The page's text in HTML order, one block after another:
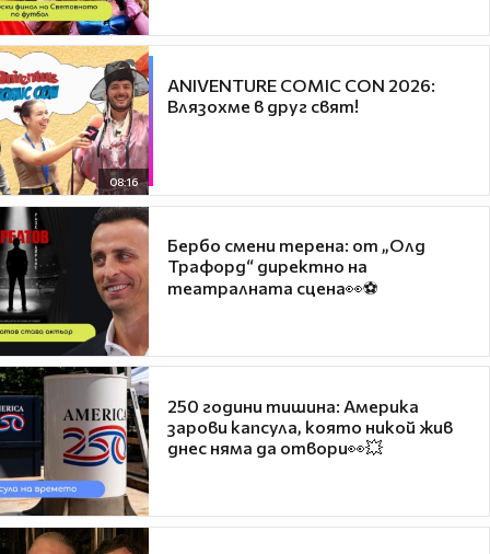
08:16
ANIVENTURE COMIC CON 2026:
Влязохме в друг свят!
Бербо смени терена: от „Олд
Трафорд“ директно на
театралната сцена👀⚽
250 години тишина: Америка
зарови капсула, която никой жив
днес няма да отвори👀💥